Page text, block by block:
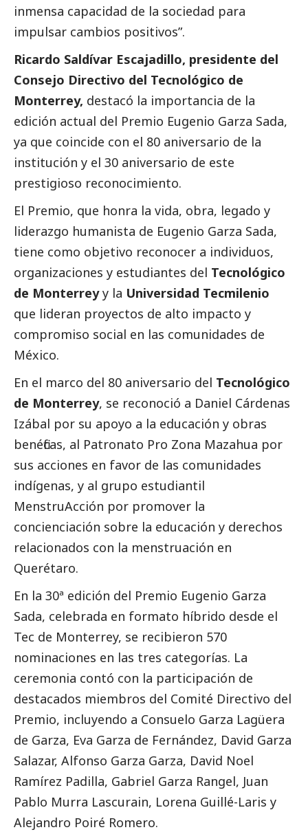
inmensa capacidad de la sociedad para
impulsar cambios positivos”.
Ricardo Saldívar Escajadillo, presidente del
Consejo Directivo del Tecnológico de
Monterrey, destacó la importancia de la
edición actual del Premio Eugenio Garza Sada,
ya que coincide con el 80 aniversario de la
institución y el 30 aniversario de este
prestigioso reconocimiento.
El Premio, que honra la vida, obra, legado y
liderazgo humanista de Eugenio Garza Sada,
tiene como objetivo reconocer a individuos,
organizaciones y estudiantes del Tecnológico
de Monterrey y la Universidad Tecmilenio
que lideran proyectos de alto impacto y
compromiso social en las comunidades de
México.
En el marco del 80 aniversario del Tecnológico
de Monterrey, se reconoció a Daniel Cárdenas
Izábal por su apoyo a la educación y obras
benéficas, al Patronato Pro Zona Mazahua por
sus acciones en favor de las comunidades
indígenas, y al grupo estudiantil
MenstruAcción por promover la
concienciación sobre la educación y derechos
relacionados con la menstruación en
Querétaro.
En la 30ª edición del Premio Eugenio Garza
Sada, celebrada en formato híbrido desde el
Tec de Monterrey, se recibieron 570
nominaciones en las tres categorías. La
ceremonia contó con la participación de
destacados miembros del Comité Directivo del
Premio, incluyendo a Consuelo Garza Lagüera
de Garza, Eva Garza de Fernández, David Garza
Salazar, Alfonso Garza Garza, David Noel
Ramírez Padilla, Gabriel Garza Rangel, Juan
Pablo Murra Lascurain, Lorena Guillé-Laris y
Alejandro Poiré Romero.